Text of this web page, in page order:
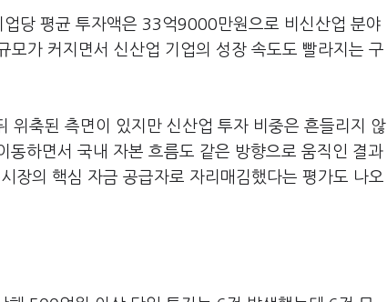
당 평균 투자액은 33억9000만원으로 비신산업 분야
가 커지면서 신산업 기업의 성장 속도도 빨라지는 구
위축된 측면이 있지만 신산업 투자 비중은 흔들리지 않
동하면서 국내 자본 흐름도 같은 방향으로 움직인 결과
장의 핵심 자금 공급자로 자리매김했다는 평가도 나오